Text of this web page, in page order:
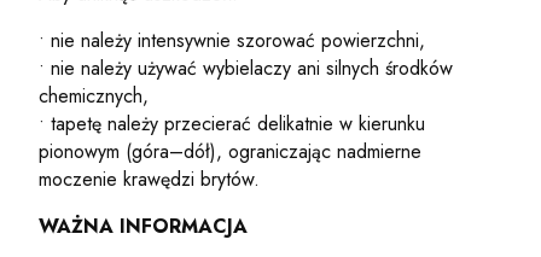
• nie należy intensywnie szorować powierzchni,
• nie należy używać wybielaczy ani silnych środków
chemicznych,
• tapetę należy przecierać delikatnie w kierunku
pionowym (góra–dół), ograniczając nadmierne
moczenie krawędzi brytów.
WAŻNA INFORMACJA